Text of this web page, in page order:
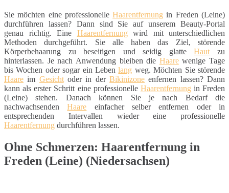
Sie möchten eine professionelleHaarentfernung in Freden (Leine)
durchführen lassen? Dann sind Sie auf unserem Beauty-Portal
genau richtig. Eine Haarentfernung wird mit unterschiedlichen
Methoden durchgeführt. Sie alle haben das Ziel, störende
Körperbehaarung zu beseitigen und seidig glatteHaut zu
hinterlassen. Je nach Anwendung bleiben die Haarewenige Tage
bis Wochen oder sogar ein Lebenlang weg. Möchten Sie störende
Haare im Gesichtoder in derBikinizone enfernen lassen? Dann
kann als erster Schritt eine professionelle Haarentfernung in Freden
(Leine) stehen. Danach können Sie je nach Bedarf die
nachwachsendenHaare einfacher selber entfernen oder in
entsprechenden Intervallen wieder eine professionelle
Haarentfernung durchführen lassen.
Ohne Schmerzen: Haarentfernung in
Freden (Leine) (Niedersachsen)